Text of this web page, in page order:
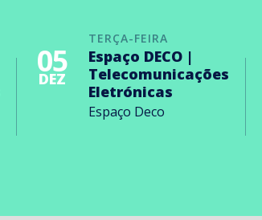
TERÇA-FEIRA
05
DEZ
Espaço DECO |
Telecomunicações
Eletrónicas
Espaço Deco